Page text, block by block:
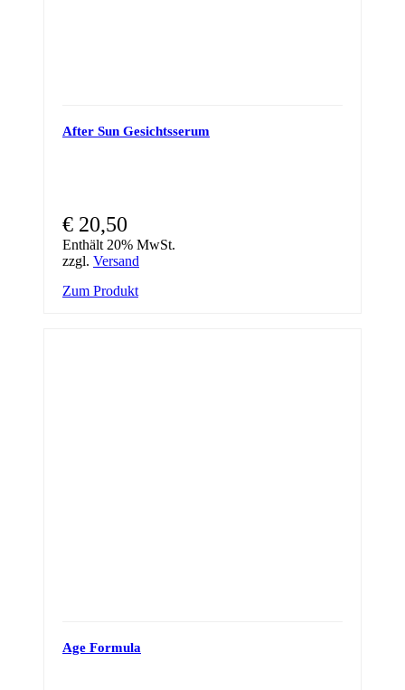
After Sun Gesichtsserum
€ 20,50
Enthält 20% MwSt.
zzgl. Versand
Zum Produkt
Age Formula